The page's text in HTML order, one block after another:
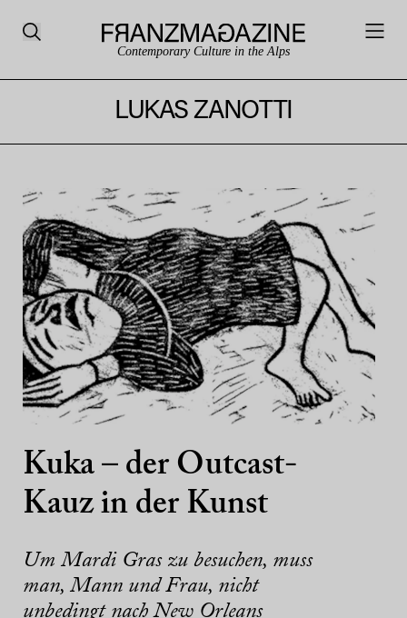
Contemporary Culture in the Alps
LUKAS ZANOTTI
Kuka – der Outcast-
Kauz in der Kunst
Um Mardi Gras zu besuchen, muss
man, Mann und Frau, nicht
unbedingt nach New Orleans